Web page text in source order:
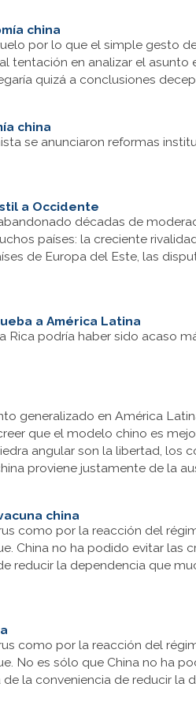
china
por lo que el simple gesto
tentación en analizar el
quizá a conclusiones
china
se anunciaron reformas
a Occidente
décadas de
países: la creciente
de Europa del Este, las
a América Latina
Rica podría haber sido acaso
generalizado en América
que el modelo chino es
angular son la libertad, los
proviene justamente de la
china
como por la reacción del
China no ha podido evitar las
reducir la dependencia que
como por la reacción del
No es sólo que China no ha
la conveniencia de reducir